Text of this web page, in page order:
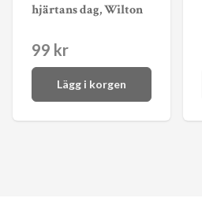
hjärtans dag, Wilton
99 kr
Lägg i korgen